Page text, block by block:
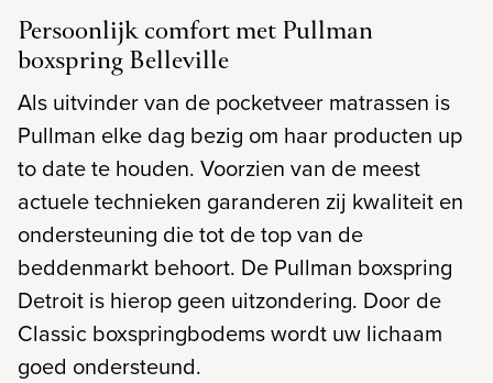
Persoonlijk comfort met Pullman
boxspring Belleville
Als uitvinder van de pocketveer matrassen is
Pullman elke dag bezig om haar producten up
to date te houden. Voorzien van de meest
actuele technieken garanderen zij kwaliteit en
ondersteuning die tot de top van de
beddenmarkt behoort. De Pullman boxspring
Detroit is hierop geen uitzondering. Door de
Classic boxspringbodems wordt uw lichaam
goed ondersteund.